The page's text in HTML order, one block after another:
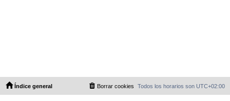
Índice general Todos los horarios son UTC+02:00
Borrar cookies